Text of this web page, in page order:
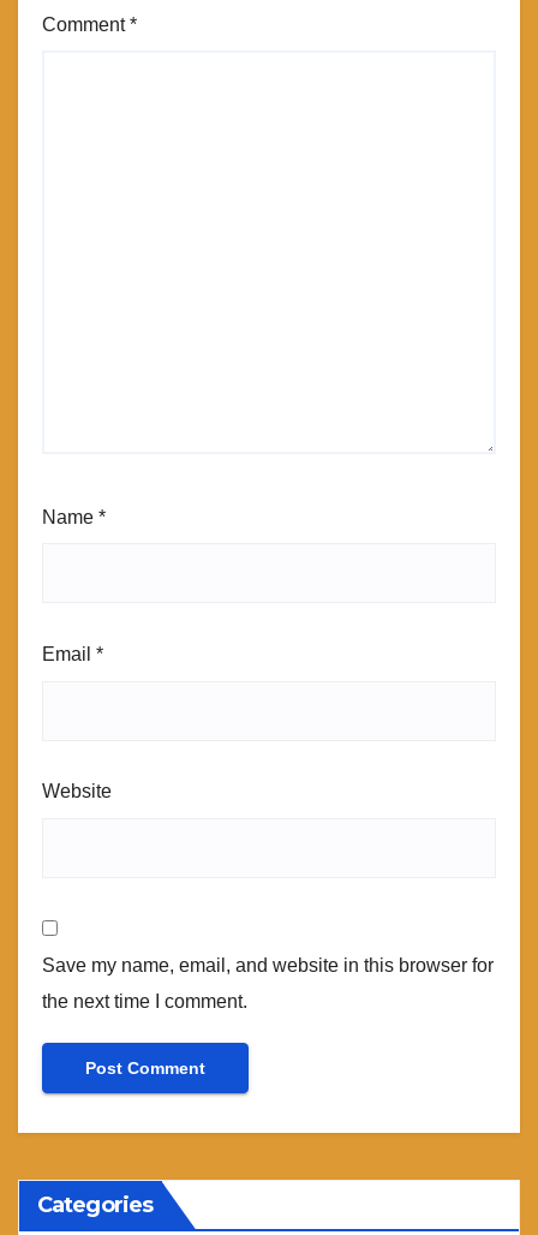
Comment*
Name *
Email *
Website
Save my name, email, and website in this browser for
the next time I comment.
Categories